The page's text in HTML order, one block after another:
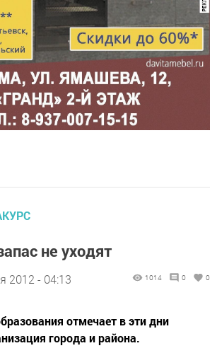
не уходят
2012 - 04:13 1014 0 0
отмечает в эти дни
города и района.